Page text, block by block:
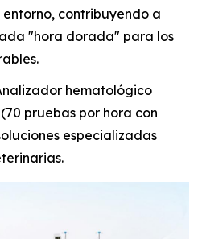
contribuyendo a
"hora dorada" para los
hematológico
pruebas por hora con
especializadas